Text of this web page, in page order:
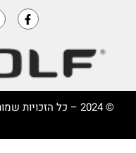
© 2024 – כל הזכויות שמורות ל-